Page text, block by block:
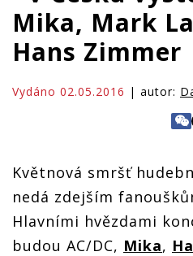
Mika, Mark
Hans Zimmer
Vydáno 02.05.2016 | autor:
Květnová smršť
nedá zdejším
Hlavními hvězdami
budou AC/DC, Mika,